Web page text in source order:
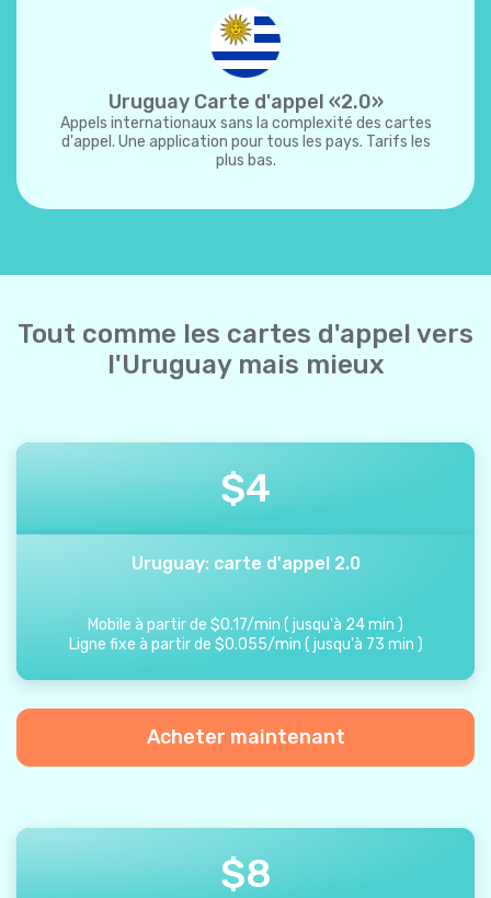
Uruguay Carte d'appel «2.0»
Appels internationaux sans la complexité des cartes
d'appel. Une application pour tous les pays. Tarifs les
plus bas.
Tout comme les cartes d'appel vers
l'Uruguay mais mieux
$4
Uruguay: carte d'appel 2.0
Mobile à partir de $0.17/min ( jusqu'à 24min )
Ligne fixe à partir de $0.055/min ( jusqu'à 73 min )
Acheter maintenant
$8